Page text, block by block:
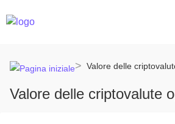
Valore delle
Valore delle criptovalute